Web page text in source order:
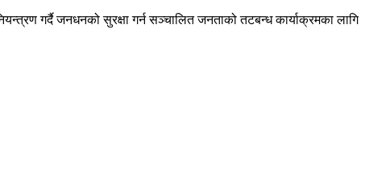
गर्दै जनधनको सुरक्षा गर्न सञ्चालित जनताको तटबन्ध कार्याक्रमका लागि